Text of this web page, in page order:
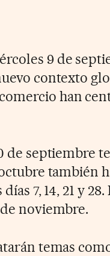
9 de
contexto
han
de septiembre
también
7, 14, 21 y
noviembre.
temas